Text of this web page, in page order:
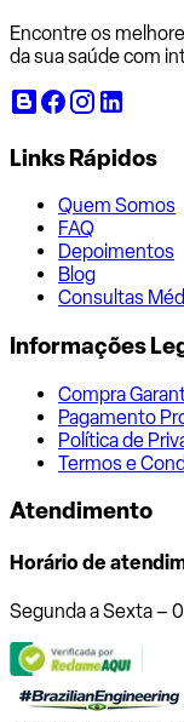
Encontre os
da sua saúde com
Links Rápidos
Quem Somos
FAQ
Depoimentos
Blog
Consultas
Informações
Compra
Pagamento
Política de
Termos e
Atendimento
Horário de
Segunda a Sexta –